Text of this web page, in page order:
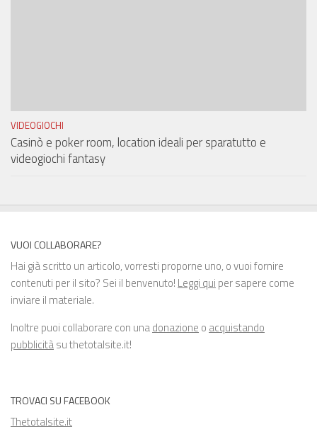
VIDEOGIOCHI
Casinò e poker room, location ideali per sparatutto e
videogiochi fantasy
VUOI COLLABORARE?
Hai già scritto un articolo, vorresti proporne uno, o vuoi fornire
contenuti per il sito? Sei il benvenuto! Leggi qui per sapere come
inviare il materiale.
Inoltre puoi collaborare con unadonazione o acquistando
pubblicitàsu thetotalsite.it!
TROVACI SU FACEBOOK
Thetotalsite.it